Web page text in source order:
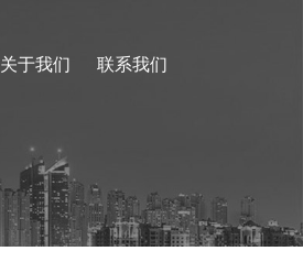
关于我们 联系我们